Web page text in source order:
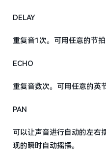
DELAY
重复音1次。可用任意的节拍
ECHO
重复音数次。可用任意的英
PAN
可以让声音进行自动的左右
现的瞬时自动摇摆。